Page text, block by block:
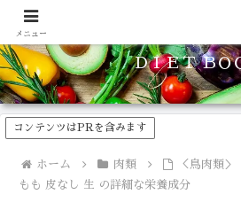
食品のカロリーや糖質などの栄養素がわ
ＤＩＥＴ ＢＯ
コンテンツはPRを含みます
ホーム 肉類
＜鳥肉類＞
もも 皮なし 生 の詳細な栄養成分
メニュー